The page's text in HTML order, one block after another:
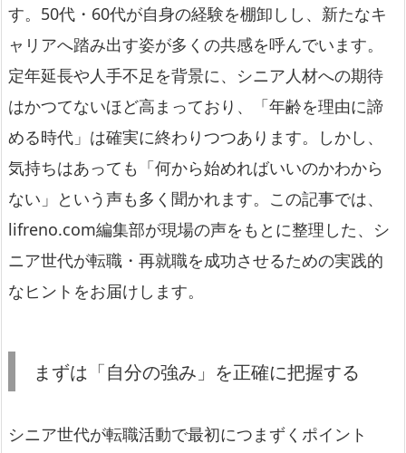
す。50代・60代が自身の経験を棚卸しし、新たなキ
ャリアへ踏み出す姿が多くの共感を呼んでいます。
定年延長や人手不足を背景に、シニア人材への期待
はかつてないほど高まっており、「年齢を理由に諦
める時代」は確実に終わりつつあります。しかし、
気持ちはあっても「何から始めればいいのかわから
ない」という声も多く聞かれます。この記事では、
lifreno.com編集部が現場の声をもとに整理した、シ
ニア世代が転職・再就職を成功させるための実践的
なヒントをお届けします。
まずは「自分の強み」を正確に把握する
シニア世代が転職活動で最初につまずくポイント